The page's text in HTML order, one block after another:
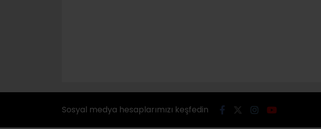
Sosyal medya hesaplarımızı keşfedin